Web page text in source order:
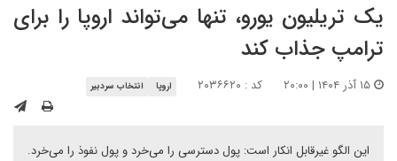
یک تریلیون یورو، تنها می‌تواند اروپا را برای
ترامپ جذاب کند
کد : ۲۰۳۶۶۲۰ اروپا انتخاب سردبیر
این الگو غیرقابل انکار است: پول دسترسی را می‌خرد و پول نفوذ را می‌خرد.